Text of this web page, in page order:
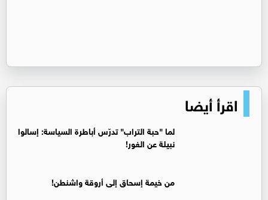
اقرأ أيضا
لما "حبة التراب" تدرّس أباطرة السياسة: إسالوا
نبيلة عن الغور!
من خيمة إسحاق إلى أروقة واشنطن!